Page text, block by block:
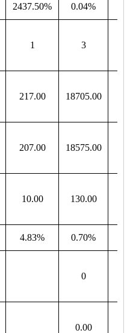
2437.50% 0.04%
1 3
217.00 18705.00
207.00 18575.00
10.00 130.00
4.83% 0.70%
0
0.00